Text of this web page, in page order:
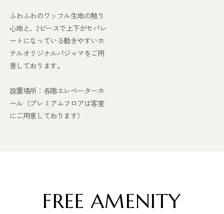
ふわふわのワッフル生地の触り
心地と、2ピースで上下がセパレ
ートになっている動きやすいホ
テルオリジナルパジャマをご用
意しております。
設置場所：各階エレベーターホ
ール（プレミアムフロアは客室
にご用意しております）
FREE AMENITY